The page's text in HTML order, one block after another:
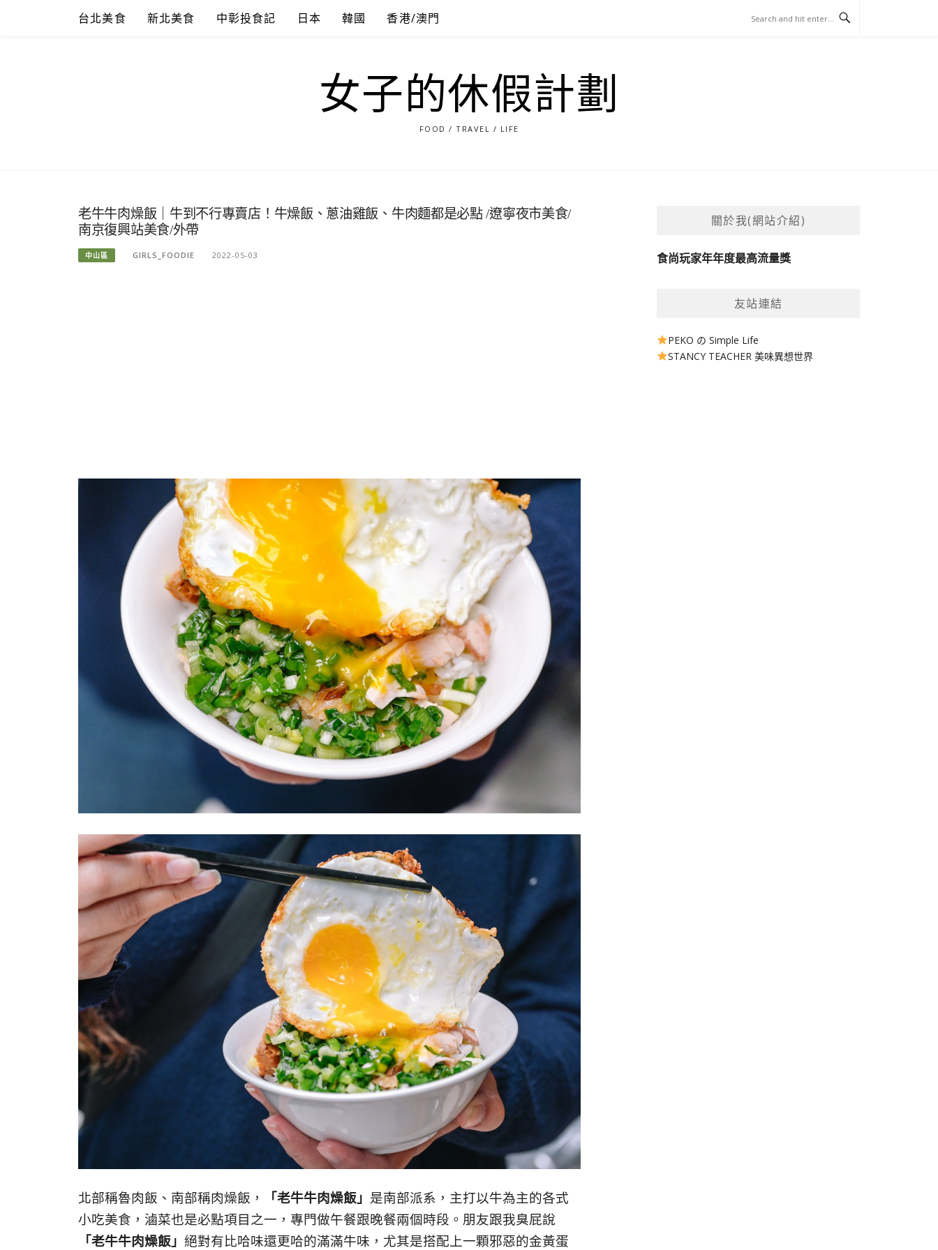
台北美食 新北美食 中彰投食記 日本 韓國 香港/澳門
女子的休假計劃
FOOD / TRAVEL / LIFE
老牛牛肉燥飯｜牛到不行專賣店！牛燥飯、蔥油雞飯、牛肉麵都是必點 /遼寧夜市美食/
南京復興站美食/外帶
中山區 GIRLS_FOODIE 2022-05-03
北部稱魯肉飯、南部稱肉燥飯， 「老牛牛肉燥飯」 是南部派系，主打以牛為主的各式
小吃美食，滷菜也是必點項目之一，專門做午餐跟晚餐兩個時段。朋友跟我臭屁說
「老牛牛肉燥飯」 絕對有比哈味還更哈的滿滿牛味，尤其是搭配上一顆邪惡的金黃蛋
關於我(網站介紹)
食尚玩家年年度最高流量獎
友站連結
PEKO の Simple Life
STANCY TEACHER 美味異想世界